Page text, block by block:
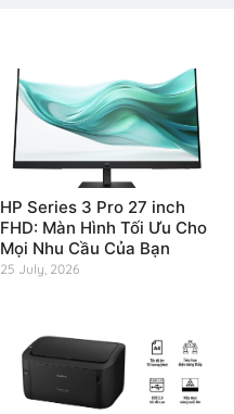
HP Series 3 Pro 27 inch
FHD: Màn Hình Tối Ưu Cho
Mọi Nhu Cầu Của Bạn
25 July, 2026